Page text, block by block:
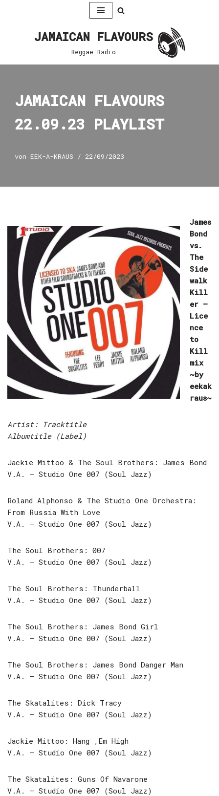
JAMAICAN FLAVOURS
Reggae Radio
JAMAICAN FLAVOURS
22.09.23 PLAYLIST
von EEK-A-KRAUS 22/09/2023
James
Bond
vs.
The
Side
walk
Kill
er –
Lice
nce
to
Kill
mix
~by
eekak
raus~
Artist: Tracktitle
Albumtitle (Label)
Jackie Mittoo & The Soul Brothers: James Bond
V.A. – Studio One 007 (Soul Jazz)
Roland Alphonso & The Studio One Orchestra:
From Russia With Love
V.A. – Studio One 007 (Soul Jazz)
The Soul Brothers: 007
V.A. – Studio One 007 (Soul Jazz)
The Soul Brothers: Thunderball
V.A. – Studio One 007 (Soul Jazz)
The Soul Brothers: James Bond Girl
V.A. – Studio One 007 (Soul Jazz)
The Soul Brothers: James Bond Danger Man
V.A. – Studio One 007 (Soul Jazz)
The Skatalites: Dick Tracy
V.A. – Studio One 007 (Soul Jazz)
Jackie Mittoo: Hang ‚Em High
V.A. – Studio One 007 (Soul Jazz)
The Skatalites: Guns Of Navarone
V.A. – Studio One 007 (Soul Jazz)